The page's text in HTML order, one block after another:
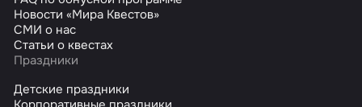
Новости «Мира Квестов»
СМИ о нас
Статьи о квестах
Праздники
Детские праздники